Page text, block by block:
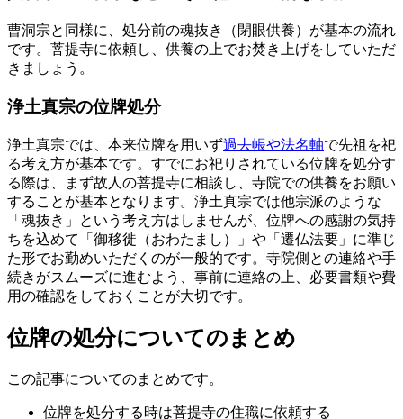
曹洞宗と同様に、処分前の魂抜き（閉眼供養）が基本の流れ
です。菩提寺に依頼し、供養の上でお焚き上げをしていただ
きましょう。
浄土真宗の位牌処分
浄土真宗では、本来位牌を用いず過去帳や法名軸で先祖を祀
る考え方が基本です。すでにお祀りされている位牌を処分す
る際は、まず故人の菩提寺に相談し、寺院での供養をお願い
することが基本となります。浄土真宗では他宗派のような
「魂抜き」という考え方はしませんが、位牌への感謝の気持
ちを込めて「御移徙（おわたまし）」や「遷仏法要」に準じ
た形でお勤めいただくのが一般的です。寺院側との連絡や手
続きがスムーズに進むよう、事前に連絡の上、必要書類や費
用の確認をしておくことが大切です。
位牌の処分についてのまとめ
この記事についてのまとめです。
位牌を処分する時は菩提寺の住職に依頼する